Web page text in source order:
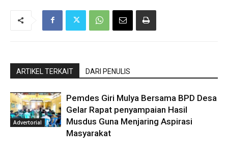
ARTIKEL TERKAIT DARI PENULIS
Advertorial
Pemdes Giri Mulya Bersama BPD Desa
Gelar Rapat penyampaian Hasil
Musdus Guna Menjaring Aspirasi
Masyarakat